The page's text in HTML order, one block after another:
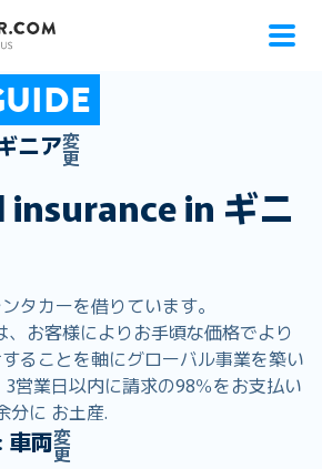
ニア変
更
insurance in ギニ
タカーを借りています。
、お客様によりお手頃な価格でより
ることを軸にグローバル事業を築い
営業日以内に請求の98％をお支払い
分に お土産.
車両変
更